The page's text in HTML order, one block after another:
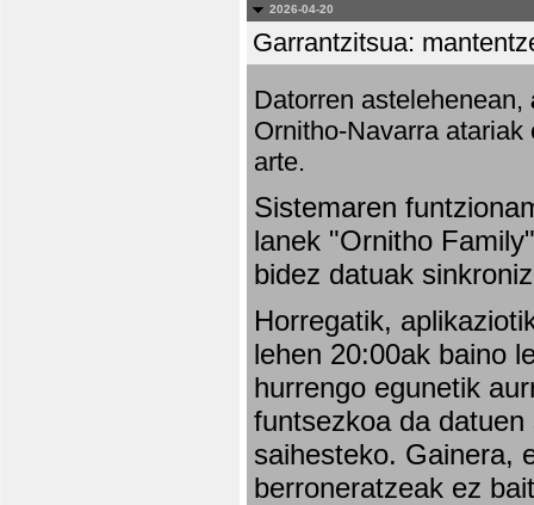
2026-04-20
Garrantzitsua:
Datorren astelehenean,
Ornitho-Navarra
arte.
Sistemaren
lanek "Ornitho
bidez datuak
Horregatik,
lehen 20:00ak baino
hurrengo egunetik
funtsezkoa da
saihesteko. Gainera,
berroneratzeak ez